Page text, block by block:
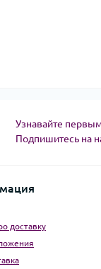
Узнавайте
Подпишитесь на
доставку